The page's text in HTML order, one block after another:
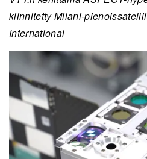
kiinnitetty Milani-
International